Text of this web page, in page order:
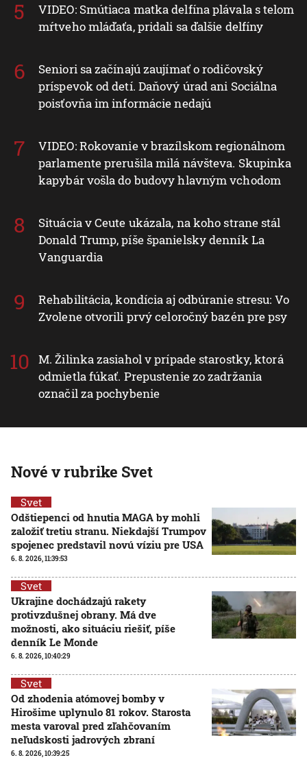
VIDEO: Smútiaca matka delfína plávala s telom
mŕtveho mláďaťa, pridali sa ďalšie delfíny
Seniori sa začínajú zaujímať o rodičovský
príspevok od detí. Daňový úrad ani Sociálna
poisťovňa im informácie nedajú
VIDEO: Rokovanie v brazílskom regionálnom
parlamente prerušila milá návšteva. Skupinka
kapybár vošla do budovy hlavným vchodom
Situácia v Ceute ukázala, na koho strane stál
Donald Trump, píše španielsky denník La
Vanguardia
Rehabilitácia, kondícia aj odbúranie stresu: Vo
Zvolene otvorili prvý celoročný bazén pre psy
M. Žilinka zasiahol v prípade starostky, ktorá
odmietla fúkať. Prepustenie zo zadržania
označil za pochybenie
Nové v rubrike Svet
Svet
Odštiepenci od hnutia MAGA by mohli
založiť tretiu stranu. Niekdajší Trumpov
spojenec predstavil novú víziu pre USA
6. 8. 2026, 11:39:53
Svet
Ukrajine dochádzajú rakety
protivzdušnej obrany. Má dve
možnosti, ako situáciu riešiť, píše
denník Le Monde
6. 8. 2026, 10:40:29
Svet
Od zhodenia atómovej bomby v
Hirošime uplynulo 81 rokov. Starosta
mesta varoval pred zľahčovaním
neľudskosti jadrových zbraní
6. 8. 2026, 10:39:25